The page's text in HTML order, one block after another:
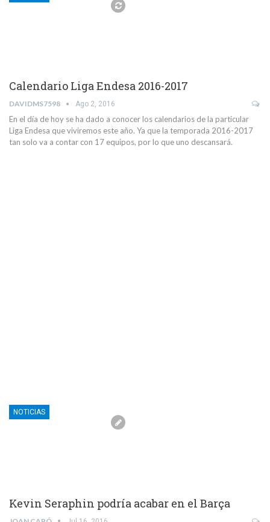
Calendario Liga Endesa 2016-2017
DAVIDMS7598 Ago 2, 2016
En el día de hoy se ha dado a conocer los calendarios de la particular
Liga Endesa que viviremos este año. Ya que la temporada 2016-2017
tan solo va a contar con 17 equipos, por lo que uno descansará.
NOTICIAS
Kevin Seraphin podría acabar en el Barça